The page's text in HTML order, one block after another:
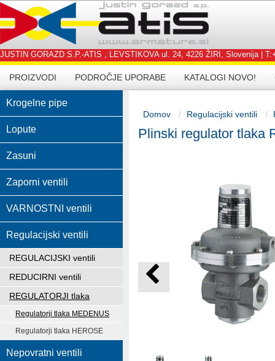
JUSTIN GORAZD S.P.-ATIS , LEVSTIKOVA ul. 24, 4226 ŽIRI, Slovenija |
PROIZVODI PODROČJE UPORABE KATALOGI NOVO!
Krogelne pipe
Lopute
Zasuni
Zaporni ventili
VARNOSTNI ventili
Regulacijski ventili
REGULACIJSKI ventili
REDUCIRNI ventili
REGULATORJI tlaka
Regulatorji tlaka MEDENUS
Regulatorji tlaka HEROSE
Nepovratni ventili
Domov Regulacijski ventili
Plinski regulator tlaka